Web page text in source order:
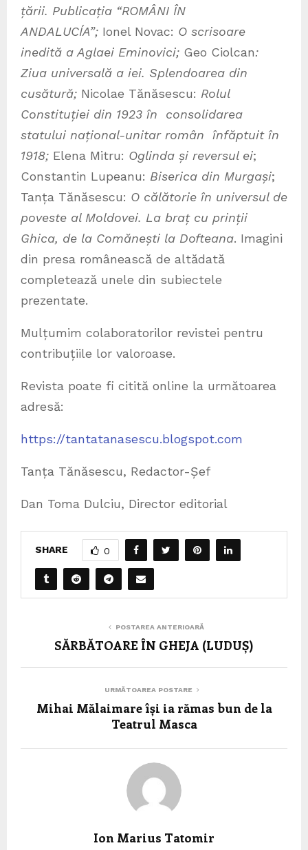
țării. Publicația “ROMÂNI ÎN
ANDALUCÍA”; Ionel Novac: O scrisoare
inedită a Aglaei Eminovici; Geo Ciolcan:
Ziua universală a iei. Splendoarea din
cusătură; Nicolae Tănăsescu: Rolul
Constituției din 1923 în consolidarea
statului național-unitar român înfăptuit în
1918; Elena Mitru: Oglinda și reversul ei;
Constantin Lupeanu: Biserica din Murgași;
Tanța Tănăsescu: O călătorie în universul de
poveste al Moldovei. La braț cu prinții
Ghica, de la Comănești la Dofteana. Imagini
din presa românească de altădată
completează unele din subiectele
prezentate.
Mulțumim colaboratorilor revistei pentru
contribuțiile lor valoroase.
Revista poate fi citită online la următoarea
adresă:
https://tantatanasescu.blogspot.com
Tanța Tănăsescu, Redactor-Șef
Dan Toma Dulciu, Director editorial
SHARE 0
POSTAREA ANTERIOARĂ
SĂRBĂTOARE ÎN GHEJA (LUDUȘ)
URMĂTOAREA POSTARE
Mihai Mălaimare își ia rămas bun de la
Teatrul Masca
Ion Marius Tatomir